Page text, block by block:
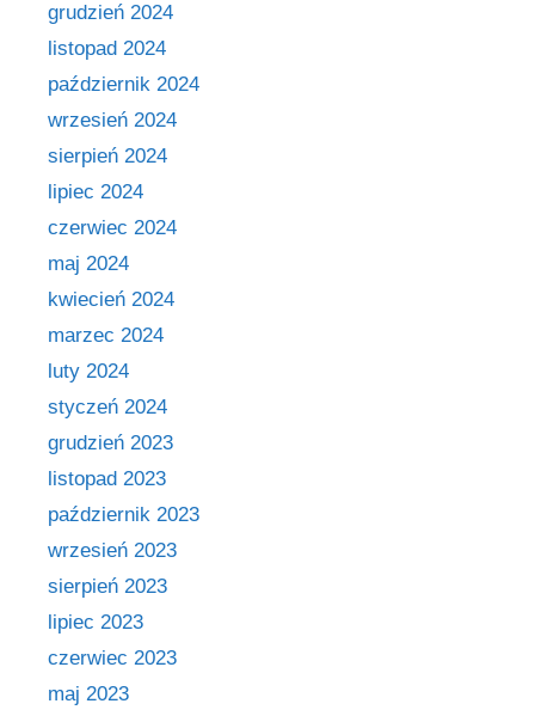
grudzień 2024
listopad 2024
październik 2024
wrzesień 2024
sierpień 2024
lipiec 2024
czerwiec 2024
maj 2024
kwiecień 2024
marzec 2024
luty 2024
styczeń 2024
grudzień 2023
listopad 2023
październik 2023
wrzesień 2023
sierpień 2023
lipiec 2023
czerwiec 2023
maj 2023